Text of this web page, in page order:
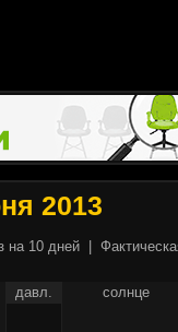
2013
на 10 дней
давл. солнце